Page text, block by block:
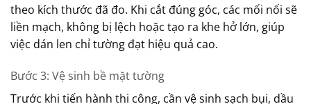
theo kích thước đã đo. Khi cắt đúng góc, các mối nối sẽ
liền mạch, không bị lệch hoặc tạo ra khe hở lớn, giúp
việc dán len chỉ tường đạt hiệu quả cao.
Bước 3: Vệ sinh bề mặt tường
Trước khi tiến hành thi công, cần vệ sinh sạch bụi, dầu